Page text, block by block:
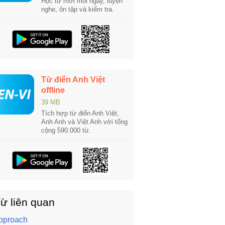
nghe, ôn tập và kiểm tra.
Từ điển Anh Việt
offline
39 MB
Tích hợp từ điển Anh Việt,
Anh Anh và Việt Anh với tổng
cộng 590.000 từ.
liên quan